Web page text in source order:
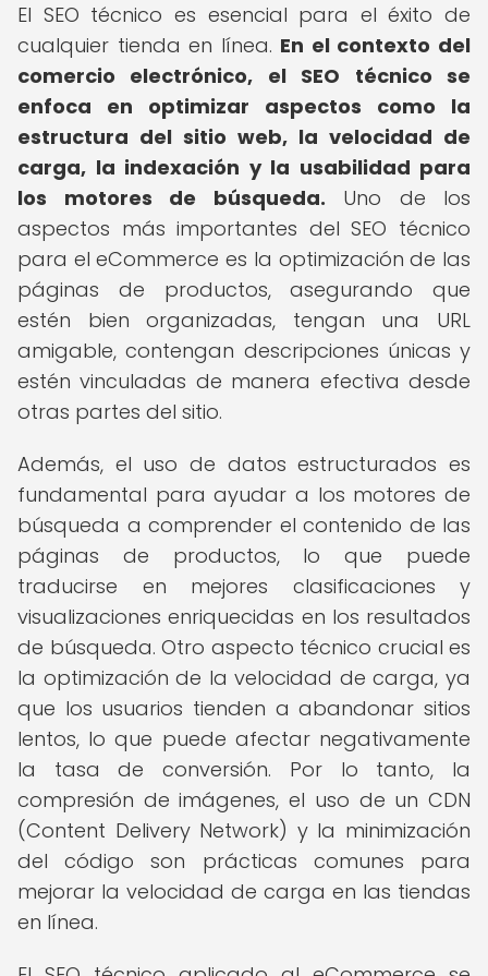
El SEO técnico es esencial para el éxito de
cualquier tienda en línea. En el contexto del
comercio electrónico, el SEO técnico se
enfoca en optimizar aspectos como la
estructura del sitio web, la velocidad de
carga, la indexación y la usabilidad para
los motores de búsqueda. Uno de los
aspectos más importantes del SEO técnico
para el eCommerce es la optimización de las
páginas de productos, asegurando que
estén bien organizadas, tengan una URL
amigable, contengan descripciones únicas y
estén vinculadas de manera efectiva desde
otras partes del sitio.
Además, el uso de datos estructurados es
fundamental para ayudar a los motores de
búsqueda a comprender el contenido de las
páginas de productos, lo que puede
traducirse en mejores clasificaciones y
visualizaciones enriquecidas en los resultados
de búsqueda. Otro aspecto técnico crucial es
la optimización de la velocidad de carga, ya
que los usuarios tienden a abandonar sitios
lentos, lo que puede afectar negativamente
la tasa de conversión. Por lo tanto, la
compresión de imágenes, el uso de un CDN
(Content Delivery Network) y la minimización
del código son prácticas comunes para
mejorar la velocidad de carga en las tiendas
en línea.